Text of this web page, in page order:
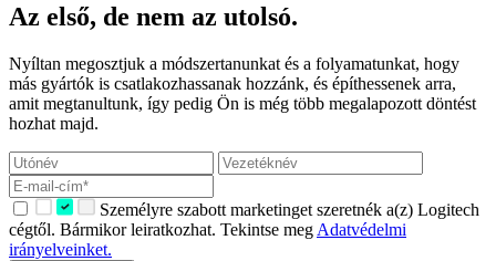
Az első, de nem az utolsó.
Nyíltan megosztjuk a módszertanunkat és a folyamatunkat, hogy
más gyártók is csatlakozhassanak hozzánk, és építhessenek arra,
amit megtanultunk, így pedig Ön is még több megalapozott döntést
hozhat majd.
Személyre szabott marketinget szeretnék a(z) Logitech
cégtől. Bármikor leiratkozhat. Tekintse meg Adatvédelmi
irányelveinket.